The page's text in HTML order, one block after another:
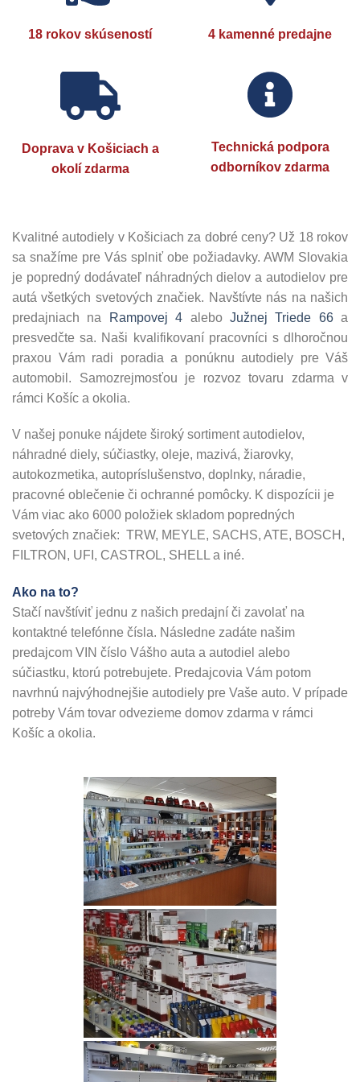
18 rokov skúseností 4 kamenné predajne
Doprava v Košiciach a
okolí zdarma
Technická podpora
odborníkov zdarma
Kvalitné autodiely v Košiciach za dobré ceny? Už 18 rokov
sa snažíme pre Vás splniť obe požiadavky. AWM Slovakia
je popredný dodávateľ náhradných dielov a autodielov pre
autá všetkých svetových značiek. Navštívte nás na našich
predajniach na
Rampovej 4 alebo Južnej Triede 66a
presvedčte sa. Naši kvalifikovaní pracovníci s dlhoročnou
praxou Vám radi poradia a ponúknu autodiely pre Váš
automobil. Samozrejmosťou je rozvoz tovaru zdarma v
rámci Košíc a okolia.
V našej ponuke nájdete široký sortiment autodielov,
náhradné diely, súčiastky, oleje, mazivá, žiarovky,
autokozmetika, autopríslušenstvo, doplnky, náradie,
pracovné oblečenie či ochranné pomôcky. K dispozícii je
Vám viac ako 6000 položiek skladom popredných
svetových značiek: TRW, MEYLE, SACHS, ATE, BOSCH,
FILTRON, UFI, CASTROL, SHELL a iné.
Ako na to?
Stačí navštíviť jednu z našich predajní či zavolať na
kontaktné telefónne čísla. Následne zadáte našim
predajcom VIN číslo Vášho auta a autodiel alebo
súčiastku, ktorú potrebujete. Predajcovia Vám potom
navrhnú najvýhodnejšie autodiely pre Vaše auto. V prípade
potreby Vám tovar odvezieme domov zdarma v rámci
Košíc a okolia.